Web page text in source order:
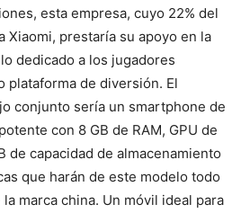
esta empresa, cuyo 22% del
Xiaomi, prestaría su apoyo en la
dedicado a los jugadores
plataforma de diversión. El
conjunto sería un smartphone de
con 8 GB de RAM, GPU de
de capacidad de almacenamiento
que harán de este modelo todo
marca china. Un móvil ideal para